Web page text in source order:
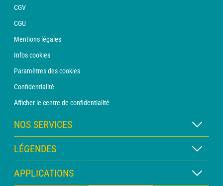
CGV
CGU
Mentions légales
Infos cookies
Paramètres des cookies
Confidentialité
Afficher le centre de confidentialité
NOS SERVICES
Abonnement METEO Xpert
Abonnement METEO PRO
Consultation avec un prévisionniste
LÉGENDES
Légende des cartes
APPLICATIONS